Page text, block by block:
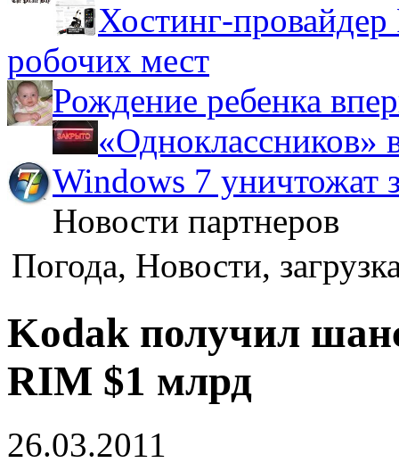
Хостинг-
робочих мест
Рождение ребенка
«Одноклассников»
Windows 7 уничтожат
Новости партнеров
Погода, Новости,
Kodak получил
RIM $1 млрд
26.03.2011